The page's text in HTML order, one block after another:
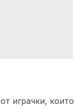
играчки,